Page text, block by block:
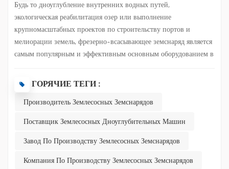
Будь то дноуглубление внутренних водных путей,
экологическая реабилитация озер или выполнение
крупномасштабных проектов по строительству портов и
мелиорации земель, фрезерно-всасывающее земснаряд является
самым популярным и эффективным основным оборудованием в
по выемке грунта, смешиванию и перекачке. Однако,
оборудования с различными характеристиками и
конфигурациями, клиенты часто чувствуют себя растерянными.
требованиям вашего проекта, не только значительно ускоряет
ГОРЯЧИЕ ТЕГИ :
Производитель Землесосных Земснарядов
Поставщик Землесосных Дноуглубительных Машин
Завод По Производству Землесосных Земснарядов
Компания По Производству Землесосных Земснарядов